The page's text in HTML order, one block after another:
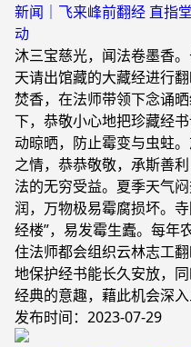
新闻｜飞来峰前翻经 直
动
沐三宝慈光，闻法卷墨香
天请出馆藏的大藏经进行
焚香，在法师带领下念诵
下，恭敬小心地把珍藏经
动晾晒，防止霉变与虫蛀
之情，恭恭敬敬，承斯善
法的无穷受益。夏季天气
润，万物极易霉腐损坏。
经楼”，易发霉生蠹。每年
住法师都会组织云林志工
地保护经书能长久安放，
经典的意趣，藉此机会深
发布时间：2023-07-29